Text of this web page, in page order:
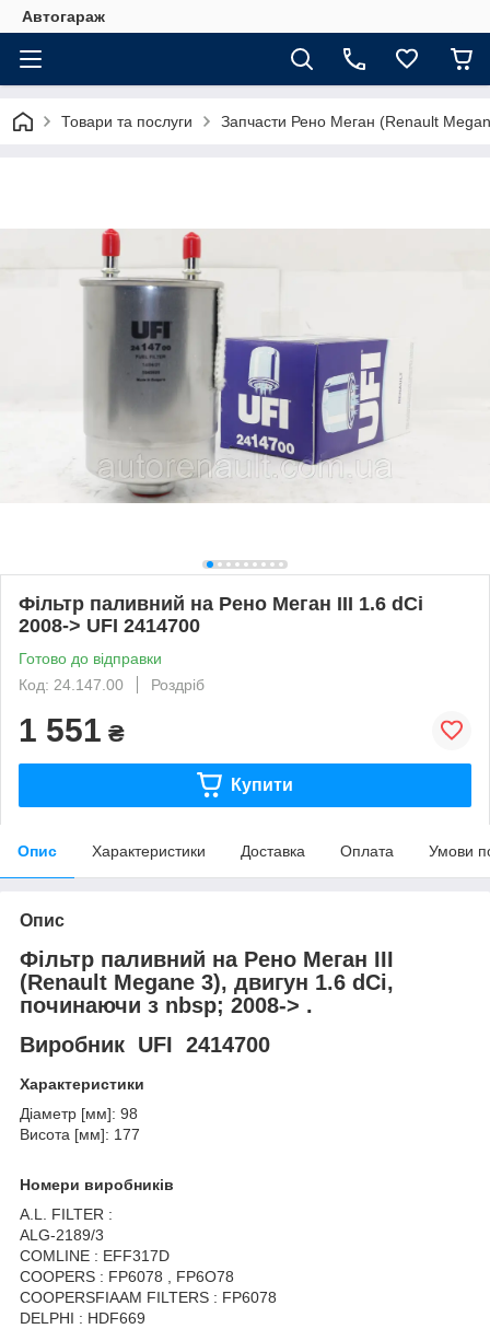
Автогараж
Товари та послуги Запчасти Рено Меган (Renault
Фільтр паливний на Рено Меган III 1.6 dCi
2008-> UFI 2414700
Готово до відправки
Код: 24.147.00
Роздріб
1 551 ₴
Купити
Опис Характеристики Доставка Оплата Умови
Опис
Фільтр паливний на Рено Меган III
(Renault Megane 3), двигун 1.6 dCi,
починаючи з nbsp; 2008-> .
Виробник UFI 2414700
Характеристики
Діаметр [мм]: 98
Висота [мм]: 177
Номери виробників
A.L. FILTER :
ALG-2189/3
COMLINE : EFF317D
COOPERS : FP6078 , FP6O78
COOPERSFIAAM FILTERS : FP6078
DELPHI : HDF669